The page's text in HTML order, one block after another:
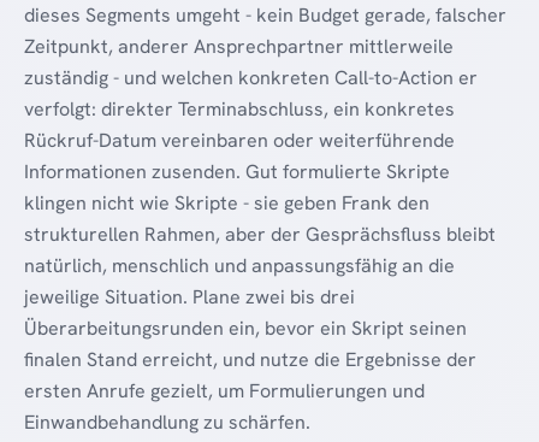
dieses Segments umgeht - kein Budget gerade, falscher
Zeitpunkt, anderer Ansprechpartner mittlerweile
zuständig - und welchen konkreten Call-to-Action er
verfolgt: direkter Terminabschluss, ein konkretes
Rückruf-Datum vereinbaren oder weiterführende
Informationen zusenden. Gut formulierte Skripte
klingen nicht wie Skripte - sie geben Frank den
strukturellen Rahmen, aber der Gesprächsfluss bleibt
natürlich, menschlich und anpassungsfähig an die
jeweilige Situation. Plane zwei bis drei
Überarbeitungsrunden ein, bevor ein Skript seinen
finalen Stand erreicht, und nutze die Ergebnisse der
ersten Anrufe gezielt, um Formulierungen und
Einwandbehandlung zu schärfen.